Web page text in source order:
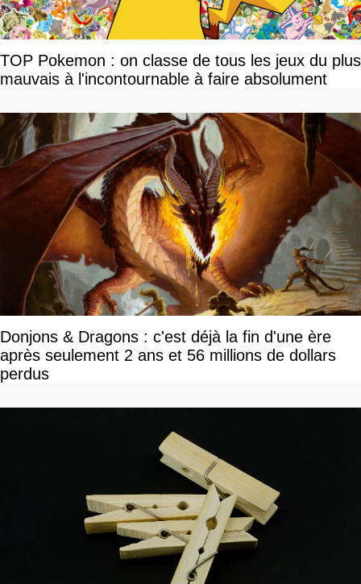
TOP Pokemon : on classe de tous les jeux du plus
mauvais à l'incontournable à faire absolument
Donjons & Dragons : c'est déjà la fin d'une ère
après seulement 2 ans et 56 millions de dollars
perdus